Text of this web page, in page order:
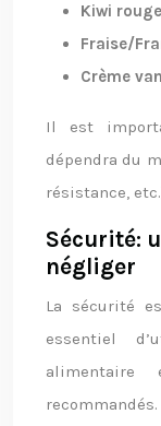
Kiwi
Fraise/
Crème
Il est
dépendra du
résistance,
Sécurité:
négliger
La sécurité
essentiel